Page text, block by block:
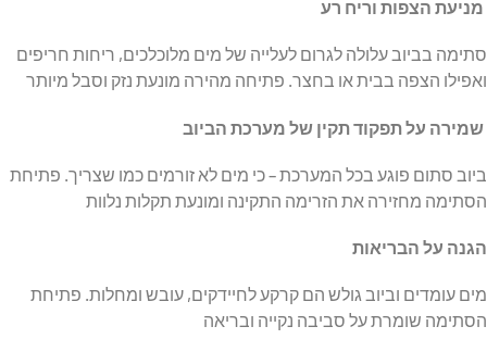
מניעת הצפות וריח רע
סתימה בביוב עלולה לגרום לעלייה של מים מלוכלכים, ריחות חריפים
ואפילו הצפה בבית או בחצר. פתיחה מהירה מונעת נזק וסבל מיותר
שמירה על תפקוד תקין של מערכת הביוב
ביוב סתום פוגע בכל המערכת – כי מים לא זורמים כמו שצריך. פתיחת
הסתימה מחזירה את הזרימה התקינה ומונעת תקלות נלוות
הגנה על הבריאות
מים עומדים וביוב גולש הם קרקע לחיידקים, עובש ומחלות. פתיחת
הסתימה שומרת על סביבה נקייה ובריאה